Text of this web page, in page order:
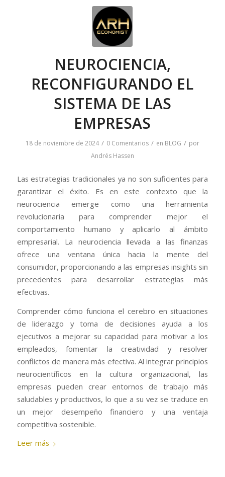
NEUROCIENCIA,
RECONFIGURANDO EL
SISTEMA DE LAS
EMPRESAS
18 de noviembre de 2024 / 0 Comentarios / en BLOG / por
Andrés Hassen
Las estrategias tradicionales ya no son suficientes para
garantizar el éxito. Es en este contexto que la
neurociencia emerge como una herramienta
revolucionaria para comprender mejor el
comportamiento humano y aplicarlo al ámbito
empresarial. La neurociencia llevada a las finanzas
ofrece una ventana única hacia la mente del
consumidor, proporcionando a las empresas insights sin
precedentes para desarrollar estrategias más
efectivas.
Comprender cómo funciona el cerebro en situaciones
de liderazgo y toma de decisiones ayuda a los
ejecutivos a mejorar su capacidad para motivar a los
empleados, fomentar la creatividad y resolver
conflictos de manera más efectiva. Al integrar principios
neurocientíficos en la cultura organizacional, las
empresas pueden crear entornos de trabajo más
saludables y productivos, lo que a su vez se traduce en
un mejor desempeño financiero y una ventaja
competitiva sostenible.
Leer más